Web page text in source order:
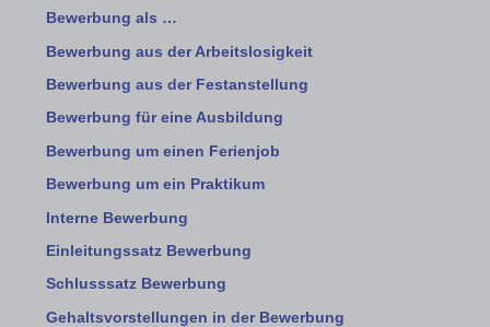
Bewerbung als …
Bewerbung aus der Arbeitslosigkeit
Bewerbung aus der Festanstellung
Bewerbung für eine Ausbildung
Bewerbung um einen Ferienjob
Bewerbung um ein Praktikum
Interne Bewerbung
Einleitungssatz Bewerbung
Schlusssatz Bewerbung
Gehaltsvorstellungen in der Bewerbung